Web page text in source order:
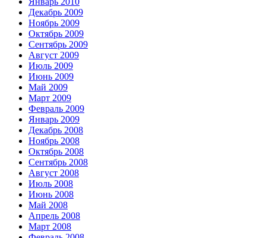
Декабрь 2009
Ноябрь 2009
Октябрь 2009
Сентябрь 2009
Август 2009
Июль 2009
Июнь 2009
Май 2009
Март 2009
Февраль 2009
Январь 2009
Декабрь 2008
Ноябрь 2008
Октябрь 2008
Сентябрь 2008
Август 2008
Июль 2008
Июнь 2008
Май 2008
Апрель 2008
Март 2008